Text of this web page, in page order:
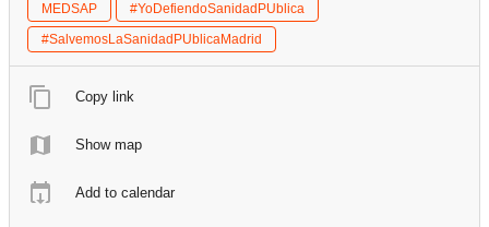
MEDSAP
#YoDefiendoSanidadPUblica
#SalvemosLaSanidadPUblicaMadrid
Copy link
Show map
Add to calendar